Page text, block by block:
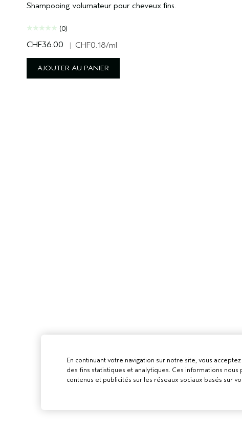
Shampooing volumateur pour cheveux fins.
(0)
CHF36.00 | CHF0.18/ml
AJOUTER AU PANIER
En continuant votre navigation sur notre site, vous
des fins statistiques et analytiques. Ces informations
contenus et publicités sur les réseaux sociaux basés sur